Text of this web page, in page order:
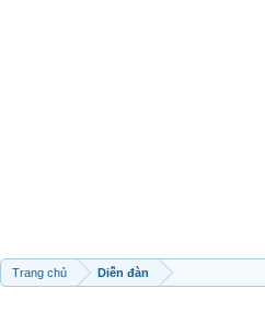
Trang chủ Diễn đàn